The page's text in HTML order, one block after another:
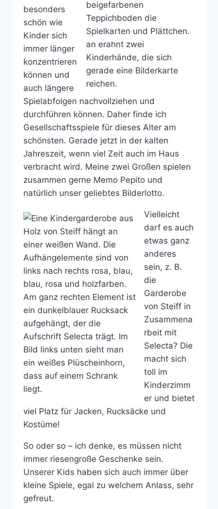
besonders
schön wie
Kinder sich
immer länger
konzentrieren
können und
auch längere
Spielabfolgen nachvollziehen und
durchführen können. Daher finde ich
Gesellschaftsspiele für dieses Alter am
schönsten. Gerade jetzt in der kalten
Jahreszeit, wenn viel Zeit auch im Haus
verbracht wird. Meine zwei Großen spielen
zusammen gerne Memo Pepito und
natürlich unser geliebtes Bilderlotto.
Vielleicht
darf es auch
etwas ganz
anderes
sein, z. B.
die
Garderobe
von Steiff in
Zusammena
rbeit mit
Selecta? Die
macht sich
toll im
Kinderzimm
er und bietet
viel Platz für Jacken, Rucksäcke und
Kostüme!
So oder so – ich denke, es müssen nicht
immer riesengroße Geschenke sein.
Unserer Kids haben sich auch immer über
kleine Spiele, egal zu welchem Anlass, sehr
gefreut.